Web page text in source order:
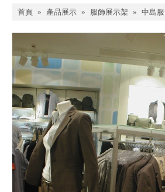
首頁 » 產品展示 » 服飾展示架 » 中島